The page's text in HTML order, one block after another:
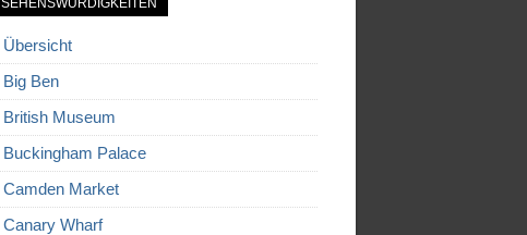
SEHENSWÜRDIGKEITEN
Übersicht
Big Ben
British Museum
Buckingham Palace
Camden Market
Canary Wharf